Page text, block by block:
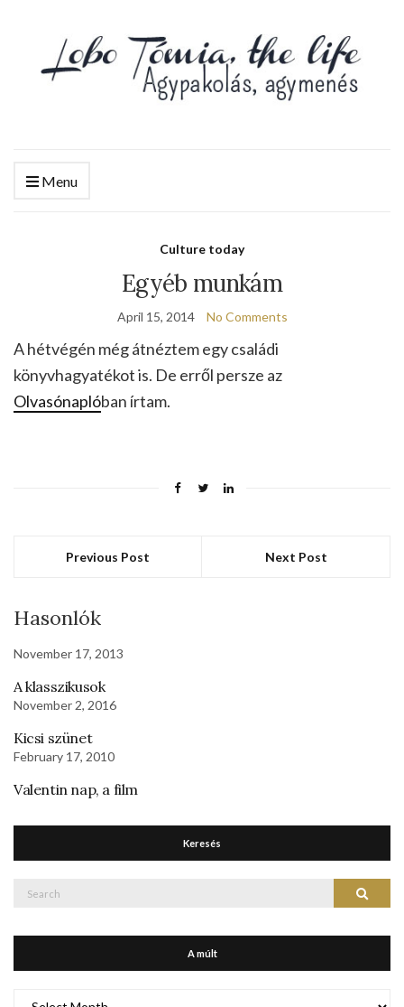
Menu
Culture today
Egyéb munkám
April 15, 2014 No Comments
A hétvégén még átnéztem egy családi
könyvhagyatékot is. De erről persze az
Olvasónaplóban írtam.
Previous Post Next Post
Hasonlók
November 17, 2013
A klasszikusok
November 2, 2016
Kicsi szünet
February 17, 2010
Valentin nap, a film
Keresés
Search
A múlt